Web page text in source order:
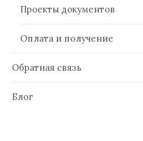
Проекты документов
Оплата и получение
Обратная связь
Блог